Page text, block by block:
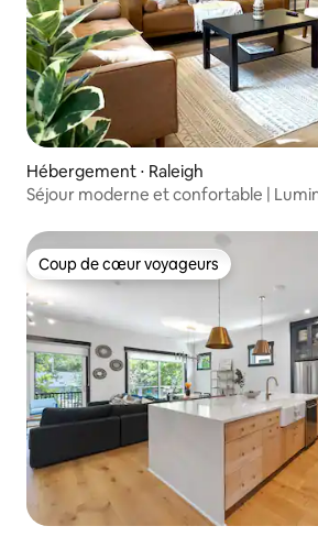
Hébergement ⋅ Raleigh
Séjour moderne et confortable |
Coup de cœur voyageurs
Coup de cœur voyageurs